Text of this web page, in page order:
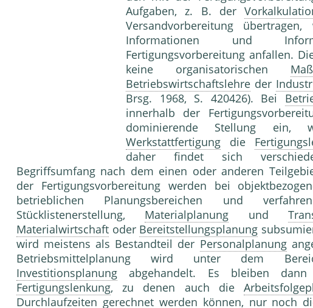
Aufgaben, z. B. der
Versandvorbereitung
Informationen und
Fertigungsvorbereitung anfallen.
keine organisatorischen
Betriebswirtschaftslehre der
Brsg. 1968, S. 420426). Bei
innerhalb der
dominierende Stellung ein,
Werkstattfertigung die
daher findet sich
Begriffsumfang nach dem einen oder anderen
der Fertigungsvorbereitung werden bei
betrieblichen Planungsbereichen und
Stücklistenerstellung, Materialplanung und
Materialwirtschaft oder Bereitstellungsplanung
wird meistens als Bestandteil der Personalplanung
Betriebsmittelplanung wird unter dem
Investitionsplanung abgehandelt. Es bleiben
Fertigungslenkung, zu denen auch die
Durchlaufzeiten gerechnet werden können, nur noch